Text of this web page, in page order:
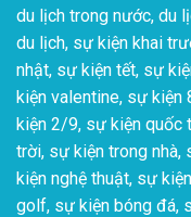
du lịch trong nước, du
du lịch, sự kiện khai
nhật, sự kiện tết, sự
kiện valentine, sự
kiện 2/9, sự kiện quốc
trời, sự kiện trong nhà,
kiện nghệ thuật, sự
golf, sự kiện bóng đá,